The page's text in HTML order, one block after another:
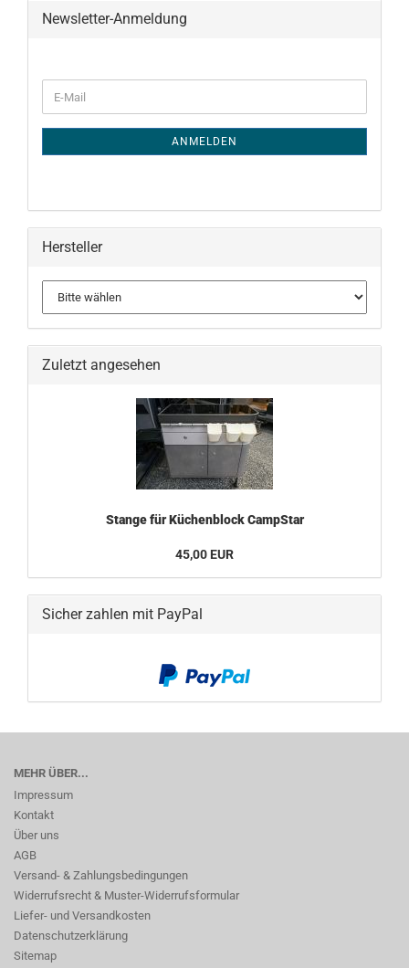
Newsletter-Anmeldung
ZUR
E-
Mail
ANMELDEN
Hersteller
Zuletzt angesehen
Stange für Küchenblock CampStar
45,00 EUR
Sicher zahlen mit PayPal
MEHR ÜBER...
Impressum
Kontakt
Über uns
AGB
Versand- & Zahlungsbedingungen
Widerrufsrecht & Muster-Widerrufsformular
Liefer- und Versandkosten
Datenschutzerklärung
Sitemap